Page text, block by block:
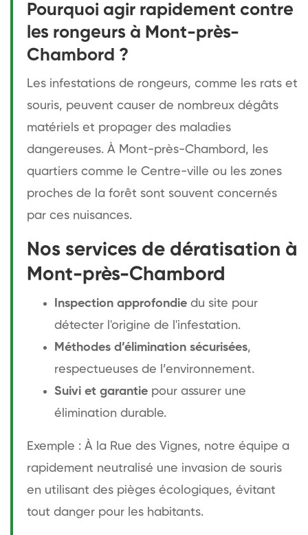
Pourquoi agir rapidement contre
les rongeurs à Mont-près-
Chambord ?
Les infestations de rongeurs, comme les rats et
souris, peuvent causer de nombreux dégâts
matériels et propager des maladies
dangereuses. À Mont-près-Chambord, les
quartiers comme le Centre-ville ou les zones
proches de la forêt sont souvent concernés
par ces nuisances.
Nos services de dératisation à
Mont-près-Chambord
Inspection approfondie du site pour
détecter l'origine de l'infestation.
Méthodes d’élimination sécurisées,
respectueuses de l’environnement.
Suivi et garantie pour assurer une
élimination durable.
Exemple : À la Rue des Vignes, notre équipe a
rapidement neutralisé une invasion de souris
en utilisant des pièges écologiques, évitant
tout danger pour les habitants.